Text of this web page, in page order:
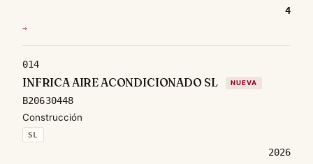
4
→
014
INFRICA AIRE ACONDICIONADO SL NUEVA
B20630448
Construcción
SL
2026